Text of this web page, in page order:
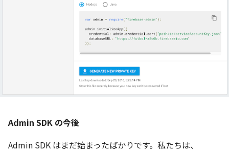
Admin SDK の今後
Admin SDK はまだ始まったばかりです。私たちは、